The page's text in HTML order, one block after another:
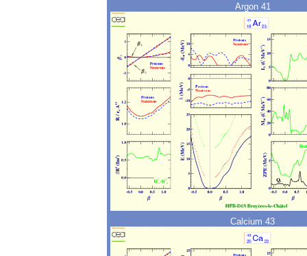
Argon 41
Calcium 43